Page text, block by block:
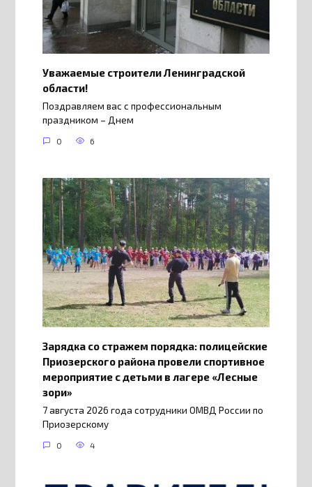
Уважаемые строители Ленинградской
области!
Поздравляем вас с профессиональным
праздником – Днем
0 6
Зарядка со стражем порядка: полицейские
Приозерского района провели спортивное
мероприятие с детьми в лагере «Лесные
зори»
7 августа 2026 года сотрудники ОМВД России по
Приозерскому
0 4